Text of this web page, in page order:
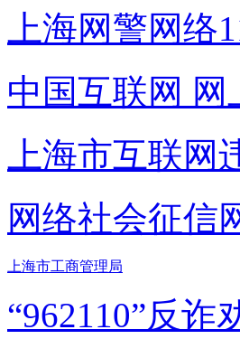
上海网警网络
中国互联网 网
上海市互联网
网络社会征信
上海市工商管理局
“962110”反诈